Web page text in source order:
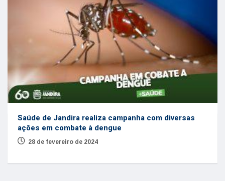
Saúde de Jandira realiza campanha com diversas
ações em combate à dengue
28 de fevereiro de 2024